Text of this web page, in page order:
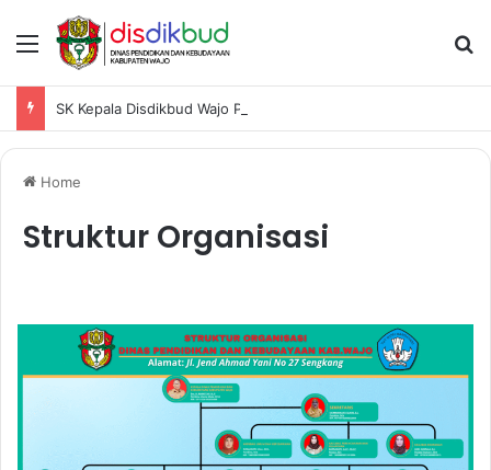
Menu
Home
Struktur Organisasi